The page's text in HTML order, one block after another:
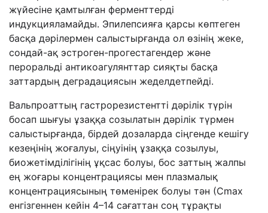
жүйесіне қамтылған ферменттерді
индукцияламайды. Эпилепсияға қарсы көптеген
басқа дәрілермен салыстырғанда ол өзінің жеке,
сондай-ақ эстроген-прогестагендер және
пероральді антикоагулянттар сияқты басқа
заттардың деградациясын жеделдетпейді.
Вальпроаттың гастрорезистентті дәрілік түрін
босап шығуы ұзаққа созылатын дәрілік түрмен
салыстырғанда, бірдей дозаларда сіңгенде кешігу
кезеңінің жоғалуы, сіңуінің ұзаққа созылуы,
биожетімділігінің ұқсас болуы, бос заттың жалпы
ең жоғары концентрациясы мен плазмалық
концентрациясының төменірек болуы тән (Сmах
енгізгеннен кейін 4–14 сағаттан соң тұрақты